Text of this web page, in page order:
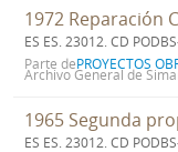
1972 Reparación
ES ES. 23012. CD
Parte dePROYECTOS
Archivo General de
1965 Segunda
ES ES. 23012. CD